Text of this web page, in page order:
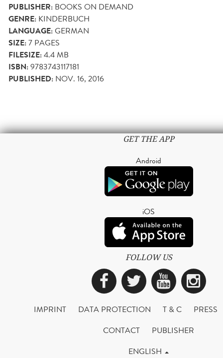
PUBLISHER: BOOKS ON DEMAND
GENRE: KINDERBUCH
LANGUAGE:GERMAN
SIZE:7 PAGES
FILESIZE:4.4 MB
ISBN:9783743117181
PUBLISHED: NOV. 16, 2016
GET THE APP
Android
iOS
FOLLOW US
Facebook
Twitter
IMPRINT DATA PROTECTION T & C
PRESS
CONTACT
PUBLISHER
ENGLISH